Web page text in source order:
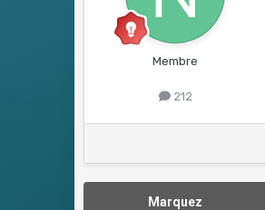
Membre
212
Marquez